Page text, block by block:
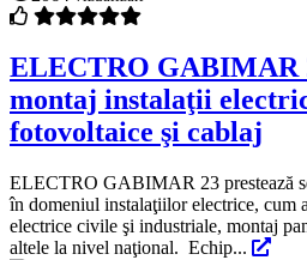
ELECTRO GABIMAR
montaj instalaţii
fotovoltaice şi cablaj
ELECTRO GABIMAR 23 prestează
în domeniul instalaţiilor electrice, cum
electrice civile şi industriale, montaj
altele la nivel naţional. Echip...